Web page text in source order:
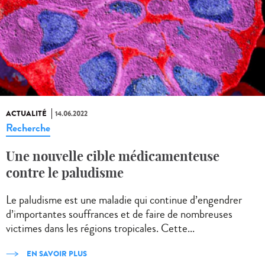
ACTUALITÉ 14.06.2022
Recherche
Une nouvelle cible médicamenteuse
contre le paludisme
Le paludisme est une maladie qui continue d’engendrer
d’importantes souffrances et de faire de nombreuses
victimes dans les régions tropicales. Cette...
EN SAVOIR PLUS